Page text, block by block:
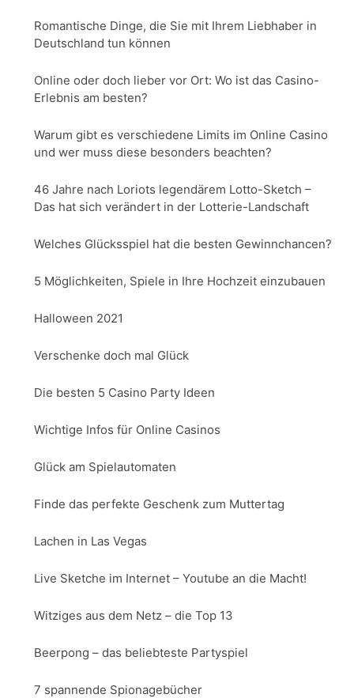
Romantische Dinge, die Sie mit Ihrem Liebhaber in
Deutschland tun können
Online oder doch lieber vor Ort: Wo ist das Casino-
Erlebnis am besten?
Warum gibt es verschiedene Limits im Online Casino
und wer muss diese besonders beachten?
46 Jahre nach Loriots legendärem Lotto-Sketch –
Das hat sich verändert in der Lotterie-Landschaft
Welches Glücksspiel hat die besten Gewinnchancen?
5 Möglichkeiten, Spiele in Ihre Hochzeit einzubauen
Halloween 2021
Verschenke doch mal Glück
Die besten 5 Casino Party Ideen
Wichtige Infos für Online Casinos
Glück am Spielautomaten
Finde das perfekte Geschenk zum Muttertag
Lachen in Las Vegas
Live Sketche im Internet – Youtube an die Macht!
Witziges aus dem Netz – die Top 13
Beerpong – das beliebteste Partyspiel
7 spannende Spionagebücher